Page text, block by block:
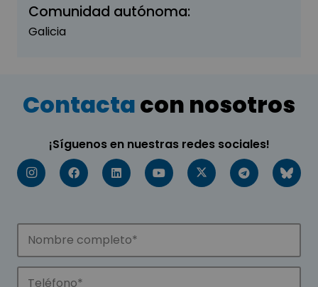
Comunidad autónoma:
Galicia
Contactacon nosotros
¡Síguenos en nuestras redes sociales!